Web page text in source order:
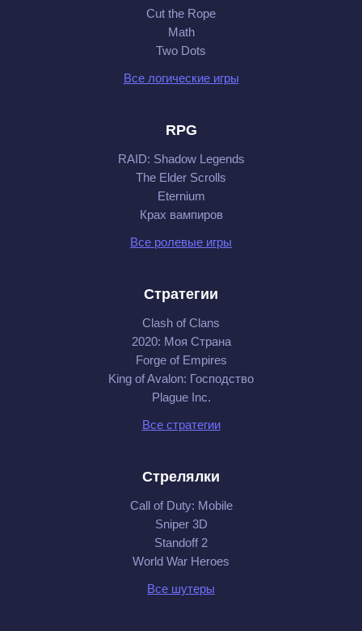
Cut the Rope
Math
Two Dots
Все логические игры
RPG
RAID: Shadow Legends
The Elder Scrolls
Eternium
Крах вампиров
Все ролевые игры
Стратегии
Clash of Clans
2020: Моя Cтрана
Forge of Empires
King of Avalon: Господство
Plague Inc.
Все стратегии
Стрелялки
Call of Duty: Mobile
Sniper 3D
Standoff 2
World War Heroes
Все шутеры